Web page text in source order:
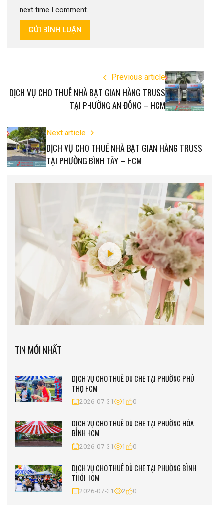
next time I comment.
GỬI BÌNH LUẬN
Previous article
DỊCH VỤ CHO THUÊ NHÀ BẠT GIAN HÀNG TRUSS
TẠI PHƯỜNG AN ĐÔNG – HCM
Next article
DỊCH VỤ CHO THUÊ NHÀ BẠT GIAN HÀNG TRUSS
TẠI PHƯỜNG BÌNH TÂY – HCM
TIN MỚI NHẤT
DỊCH VỤ CHO THUÊ DÙ CHE TẠI PHƯỜNG PHÚ
THỌ HCM
2026-07-31 1 0
DỊCH VỤ CHO THUÊ DÙ CHE TẠI PHƯỜNG HÒA
BÌNH HCM
2026-07-31 1 0
DỊCH VỤ CHO THUÊ DÙ CHE TẠI PHƯỜNG BÌNH
THỚI HCM
2026-07-31 2 0